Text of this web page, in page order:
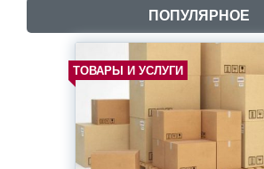
ПОПУЛЯРНОЕ
ТОВАРЫ И УСЛУГИ